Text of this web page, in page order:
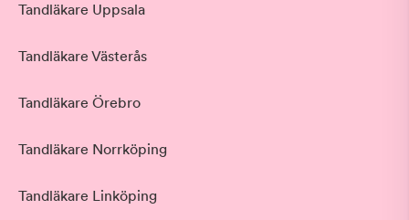
Tandläkare Uppsala
Tandläkare Västerås
Tandläkare Örebro
Tandläkare Norrköping
Tandläkare Linköping